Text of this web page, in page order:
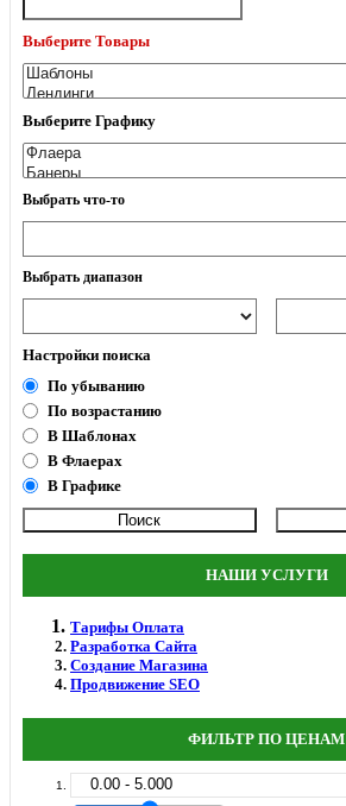
Выберите Товары
Выберите Графику
Выбрать что-то
Выбрать диапазон
Настройки поиска
По убыванию
По возрастанию
В Шаблонах
В Флаерах
В Графике
НАШИ УСЛУГИ
Тарифы Оплата
Разработка Сайта
Создание Магазина
Продвижение SEO
ФИЛЬТР ПО ЦЕНАМ
0.00 - 5.000